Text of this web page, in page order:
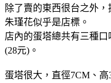
除了賣的東西很台之外
朱瑾花似乎是店標。
店內的蛋塔總共有三種
(28元)。
蛋塔很大，直徑7CM、高